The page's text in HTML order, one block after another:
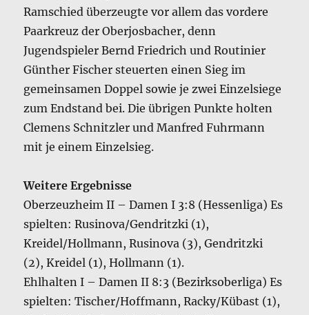
Ramschied überzeugte vor allem das vordere
Paarkreuz der Oberjosbacher, denn
Jugendspieler Bernd Friedrich und Routinier
Günther Fischer steuerten einen Sieg im
gemeinsamen Doppel sowie je zwei Einzelsiege
zum Endstand bei. Die übrigen Punkte holten
Clemens Schnitzler und Manfred Fuhrmann
mit je einem Einzelsieg.
Weitere Ergebnisse
Oberzeuzheim II – Damen I 3:8 (Hessenliga) Es
spielten: Rusinova/Gendritzki (1),
Kreidel/Hollmann, Rusinova (3), Gendritzki
(2), Kreidel (1), Hollmann (1).
Ehlhalten I – Damen II 8:3 (Bezirksoberliga) Es
spielten: Tischer/Hoffmann, Racky/Kübast (1),